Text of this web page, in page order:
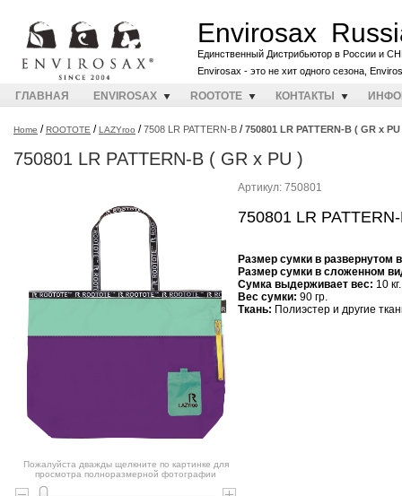
Envirosax
Единственный Дистрибьютор в России и
Envirosax - это не хит одного сезона,
ГЛАВНАЯ ENVIROSAX ROOTOTE КОНТАКТЫ
Home /ROOTOTE /LAZYroo /7508 LR PATTERN-B /750801 LR PATTERN-B ( GR x PU
750801 LR PATTERN-B ( GR x PU )
Пожалуйста дважды щелкните по картинке для
просмотра полноразмерной фотографии
Артикул: 750801
750801 LR
Размер сумки в развернутом
Размер сумки в сложенном
Cумка выдерживает вес: 10 кг.
Вес сумки: 90 гр.
Ткань: Полиэстер и другие